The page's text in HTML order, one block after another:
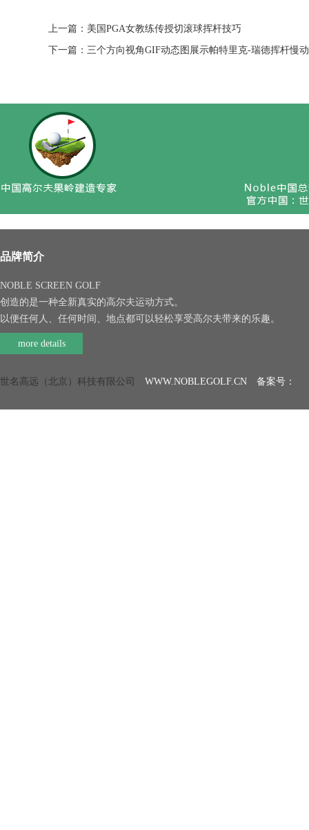
上一篇： 美国PGA女教练传授切滚球挥杆技巧
下一篇： 三个方向视角GIF动态图展示帕特里克-瑞德挥杆慢
品牌简介
NOBLE SCREEN GOLF
创造的是一种全新真实的高尔夫运动方式。
以便任何人、任何时间、地点都可以轻松享受高尔夫带来的乐趣。
more details
世名高远（北京）科技有限公司 WWW.NOBLEGOLF.CN 备案号：